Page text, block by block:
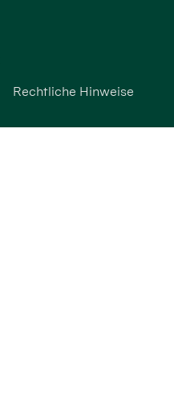
Rechtliche Hinweise